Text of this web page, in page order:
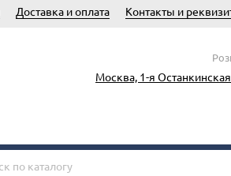
Доставка и оплата Контакты и
Москва, 1-я